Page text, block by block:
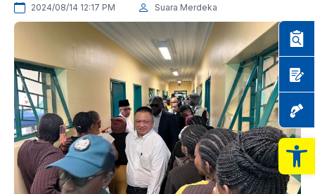
2024/08/14 12:17 PM Suara Merdeka